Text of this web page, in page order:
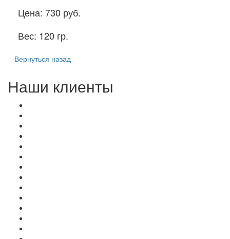
Цена: 730 руб.
Вес: 120 гр.
Вернуться назад
Наши клиенты